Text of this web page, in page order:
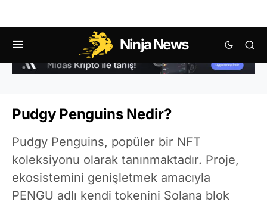
Ninja News
Pudgy Penguins Nedir?
Pudgy Penguins, popüler bir NFT
koleksiyonu olarak tanınmaktadır. Proje,
ekosistemini genişletmek amacıyla
PENGU adlı kendi tokenini Solana blok